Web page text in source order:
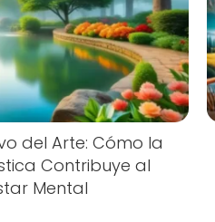
del Arte: Cómo la
Contribuye al
Mental